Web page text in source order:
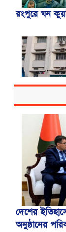
রংপুরে ঘন
মেডিকেল
দেশের
অনুষ্ঠানের